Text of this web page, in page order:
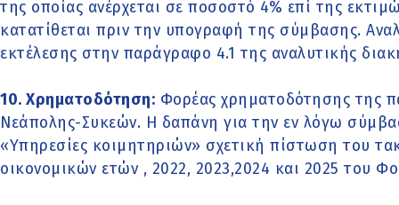
της οποίας ανέρχεται σε ποσοστό 4% επί της
κατατίθεται πριν την υπογραφή της σύμβασης.
εκτέλεσης στην παράγραφο 4.1 της αναλυτικής
10. Χρηματοδότηση: Φορέας χρηματοδότησης της
Νεάπολης-Συκεών. Η δαπάνη για την εν λόγω
«Υπηρεσίες κοιμητηριών» σχετική πίστωση του
οικονομικών ετών , 2022, 2023,2024 και 2025 του